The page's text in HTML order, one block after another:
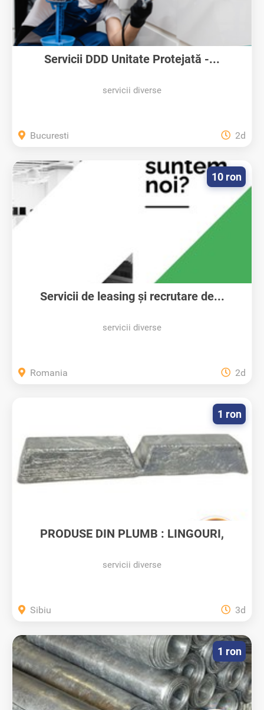
Servicii DDD Unitate Protejată -...
servicii diverse
Bucuresti 2d
Servicii de leasing și recrutare de...
servicii diverse
10 ron
Romania 2d
PRODUSE DIN PLUMB : LINGOURI,
servicii diverse
1 ron
Sibiu 3d
1 ron